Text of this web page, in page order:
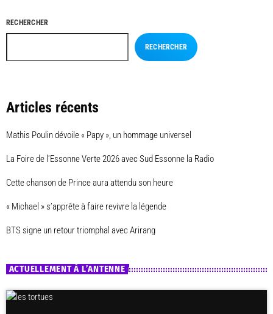
RECHERCHER
RECHERCHER
Articles récents
Mathis Poulin dévoile « Papy », un hommage universel
La Foire de l’Essonne Verte 2026 avec Sud Essonne la Radio
Cette chanson de Prince aura attendu son heure
« Michael » s’apprête à faire revivre la légende
BTS signe un retour triomphal avec Arirang
ACTUELLEMENT À L’ANTENNE